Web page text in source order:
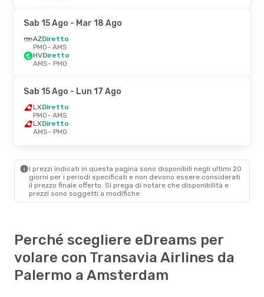
Sab 15 Ago - Mar 18 Ago
AZDiretto
PMO- AMS
HVDiretto
AMS- PMO
Sab 15 Ago - Lun 17 Ago
LXDiretto
PMO- AMS
LXDiretto
AMS- PMO
I prezzi indicati in questa pagina sono disponibili negli ultimi 20
giorni per i periodi specificati e non devono essere considerati
il ​​prezzo finale offerto. Si prega di notare che disponibilità e
prezzi sono soggetti a modifiche.
Perché scegliere eDreams per
volare con Transavia Airlines da
Palermo a Amsterdam